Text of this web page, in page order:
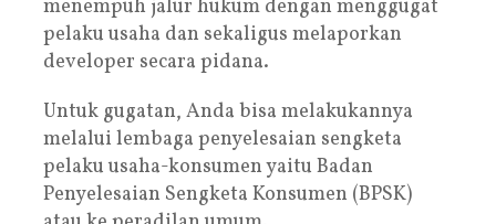
menempuh jalur hukum dengan menggugat
pelaku usaha dan sekaligus melaporkan
developer secara pidana.
Untuk gugatan, Anda bisa melakukannya
melalui lembaga penyelesaian sengketa
pelaku usaha-konsumen yaitu Badan
Penyelesaian Sengketa Konsumen (BPSK)